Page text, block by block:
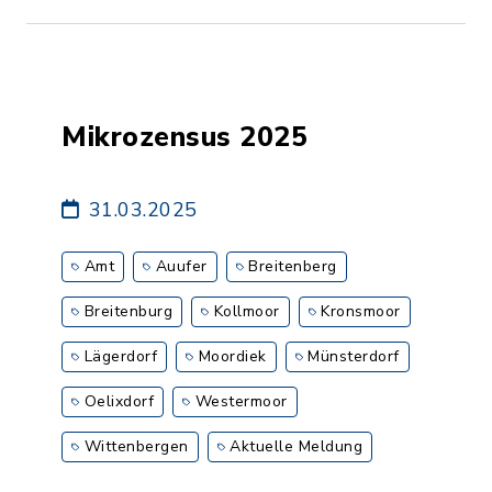
Mikrozensus 2025
31.03.2025
Amt Auufer Breitenberg
Breitenburg Kollmoor Kronsmoor
Lägerdorf Moordiek Münsterdorf
Oelixdorf Westermoor
Wittenbergen Aktuelle Meldung